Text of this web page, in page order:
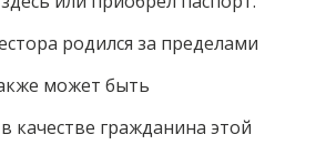
родился за пределами
может быть
качестве гражданина этой